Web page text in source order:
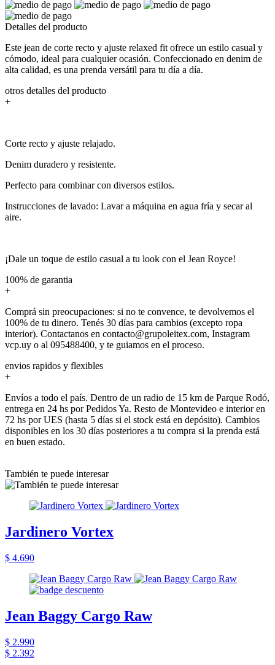
Detalles del producto
Este jean de corte recto y ajuste relaxed fit ofrece un estilo casual y
cómodo, ideal para cualquier ocasión. Confeccionado en denim de
alta calidad, es una prenda versátil para tu día a día.
otros detalles del producto
+
Corte recto y ajuste relajado.
Denim duradero y resistente.
Perfecto para combinar con diversos estilos.
Instrucciones de lavado: Lavar a máquina en agua fría y secar al
aire.
¡Dale un toque de estilo casual a tu look con el Jean Royce!
100% de garantia
+
Comprá sin preocupaciones: si no te convence, te devolvemos el
100% de tu dinero. Tenés 30 días para cambios (excepto ropa
interior). Contactanos en contacto@grupoleitex.com, Instagram
vcp.uy o al 095488400, y te guiamos en el proceso.
envios rapidos y flexibles
+
Envíos a todo el país. Dentro de un radio de 15 km de Parque Rodó,
entrega en 24 hs por Pedidos Ya. Resto de Montevideo e interior en
72 hs por UES (hasta 5 días si el stock está en depósito). Cambios
disponibles en los 30 días posteriores a tu compra si la prenda está
en buen estado.
También te puede interesar
Jardinero Vortex
$ 4.690
Jean Baggy Cargo Raw
$ 2.990
$ 2.392